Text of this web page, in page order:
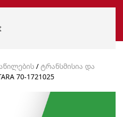
/ ტრანსმისია და
70-1721025